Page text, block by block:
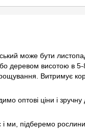
може бути
деревом висотою в 5-
Витримує
оптові ціни і зручну
ми, підберемо рослини